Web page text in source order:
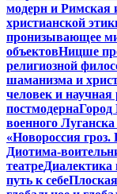
модерн и Римская
христианской
пронизывающее
объектовНицше
религиозной
шаманизма и
человек и научная
постмодернаГород
военного
«Новороссия гроз.
Диотима-
театреДиалектика
путь к себе